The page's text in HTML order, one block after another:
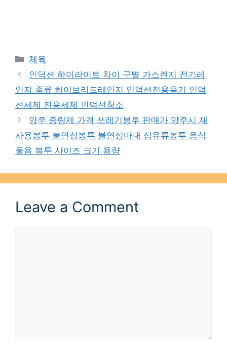
Categories
체육
인덕션 하이라이트 차이 구별 가스렌지 전기레
인지 종류 하이브리드레인지 인덕션전용용기 인덕
션세제 전용세제 인덕션청소
양주 종량제 가격 쓰레기봉투 판매가 양주시 재
사용봉투 불연성봉투 불연성마대 섬유류봉투 음식
물용 봉투 사이즈 크기 용량
Leave a Comment